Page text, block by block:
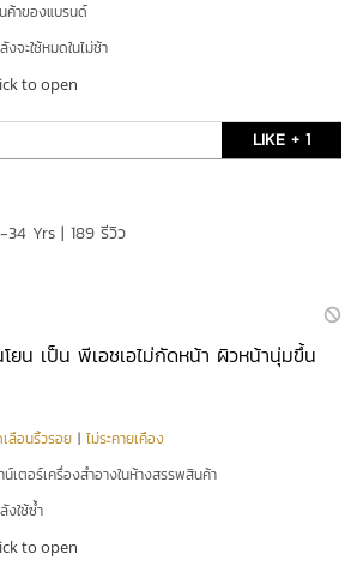
ค้าของแบรนด์
งจะใช้หมดในไม่ช้า
to open
LIKE + 1
Yrs | 189 รีวิว
ยน เป็น พีเอชเอไม่กัดหน้า ผิวหน้านุ่มขึ้น
ลือนริ้วรอย |ไม่ระคายเคือง
น์เตอร์เครื่องสำอางในห้างสรรพสินค้า
งใช้ซ้ำ
to open